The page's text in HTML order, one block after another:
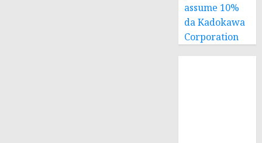
assume 10%
da Kadokawa
Corporation